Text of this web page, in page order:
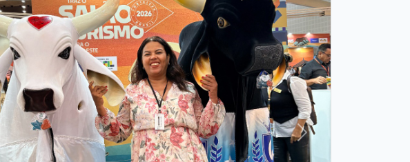
Próxima